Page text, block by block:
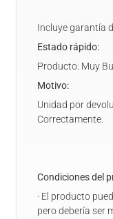
Incluye garantía
Estado rápido:
Producto: Muy
Motivo:
Unidad por
Correctamente.
Condiciones del
· El producto
pero debería ser